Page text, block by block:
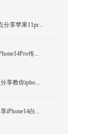
分享苹果11pr...
传...
享教你ipho...
iPhone14白...